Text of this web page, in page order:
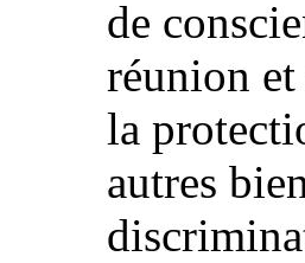
de
réunion
la
autres